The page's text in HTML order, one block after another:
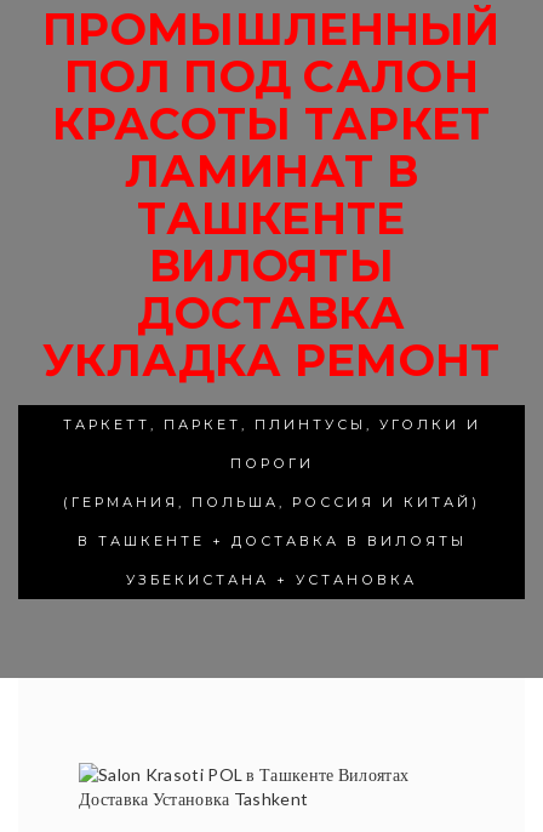
ПРОМЫШЛЕННЫЙ
ПОЛ ПОД САЛОН
КРАСОТЫ ТАРКЕТ
ЛАМИНАТ В
ТАШКЕНТЕ
ВИЛОЯТЫ
ДОСТАВКА
УКЛАДКА РЕМОНТ
ТАРКЕТТ, ПАРКЕТ, ПЛИНТУСЫ, УГОЛКИ И
ПОРОГИ
(ГЕРМАНИЯ, ПОЛЬША, РОССИЯ И КИТАЙ)
В ТАШКЕНТЕ + ДОСТАВКА В ВИЛОЯТЫ
УЗБЕКИСТАНА + УСТАНОВКА